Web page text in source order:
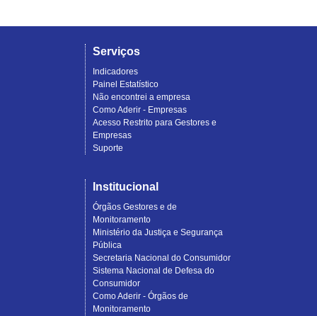
Serviços
Indicadores
Painel Estatístico
Não encontrei a empresa
Como Aderir - Empresas
Acesso Restrito para Gestores e
Empresas
Suporte
Institucional
Órgãos Gestores e de
Monitoramento
Ministério da Justiça e Segurança
Pública
Secretaria Nacional do Consumidor
Sistema Nacional de Defesa do
Consumidor
Como Aderir - Órgãos de
Monitoramento